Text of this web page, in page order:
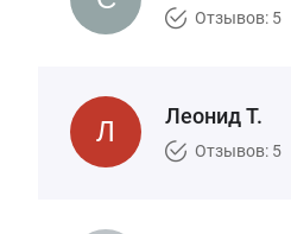
Отзывов: 5
Леонид Т.
Отзывов: 5